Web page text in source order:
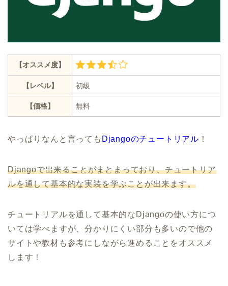
【オススメ度】
【レベル】 初級
【価格】 無料
やっぱりなんと言っても Djangoのチュートリアル ！
Djangoで出来ることがまとまっており、チュートリア
ルを通して基本的な実装を学ぶことが出来ます。
チュートリアルを通して基本的なDjangoの使い方につ
いては学べますが、分かりにくい部分も多いので他の
サイトや教材も参考にしながら進めることをオススメ
します！